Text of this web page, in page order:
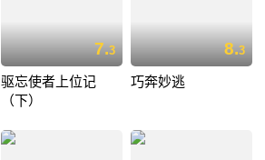
7.3
驱忘使者上位记
（下）
8.3
巧奔妙逃